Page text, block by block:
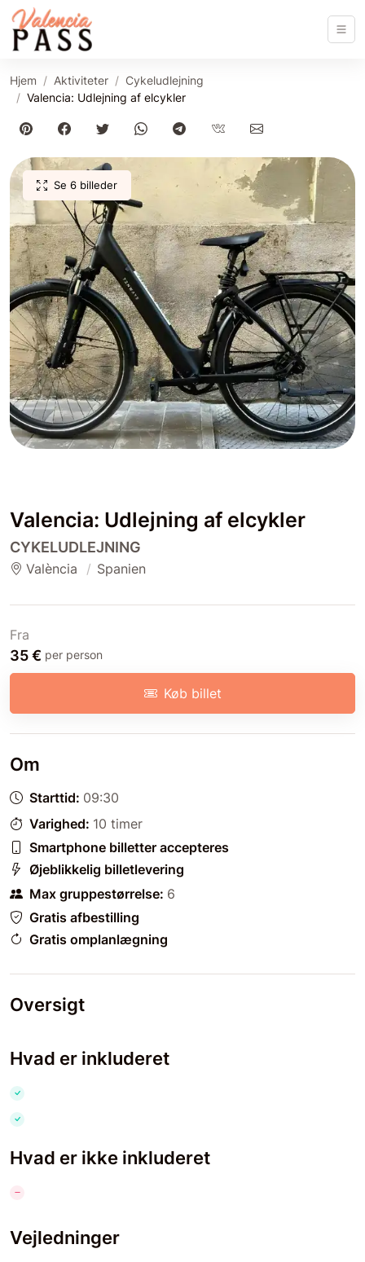
Hjem Aktiviteter
Cykeludlejning
Valencia: Udlejning af elcykler
Se 6 billeder
Valencia: Udlejning af elcykler
CYKELUDLEJNING
València Spanien
Fra
35 € per person
Køb billet
Om
Starttid: 09:30
Varighed: 10 timer
Smartphone billetter accepteres
Øjeblikkelig billetlevering
Max gruppestørrelse: 6
Gratis afbestilling
Gratis omplanlægning
Oversigt
Hvad er inkluderet
Hvad er ikke inkluderet
Vejledninger